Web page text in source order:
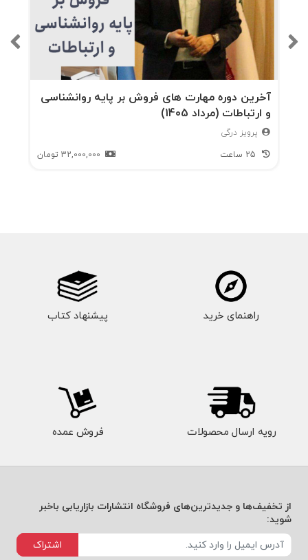
آخرین دوره مهارت های فروش بر پایه روانشناسی
و ارتباطات (مرداد 1405)
پرویز درگی
32,000,000 تومان
راهنمای خرید پیشنهاد کتاب
رویه ارسال محصولات فروش عمده
از تخفیف‌ها و جدیدترین‌های فروشگاه انتشارات بازاریابی باخبر
شوید:
اشتراک